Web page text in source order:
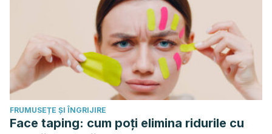
FRUMUSEȚE ȘI ÎNGRIJIRE
Face taping: cum poți elimina ridurile cu